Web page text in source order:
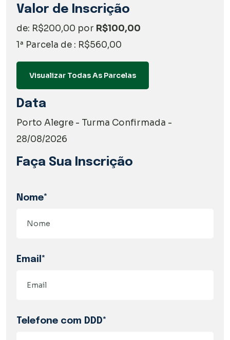
Valor de Inscrição
de: R$200,00 por R$100,00
1ª Parcela de : R$560,00
Visualizar Todas As Parcelas
Data
Porto Alegre - Turma Confirmada -
28/08/2026
Faça Sua Inscrição
Nome*
Email*
Telefone com DDD*